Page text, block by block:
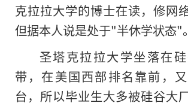
克拉拉大学的博士在读，修网
但据本人说是处于"半休学状态"。
圣塔克拉拉大学坐落在
带，在美国西部排名靠前，
台，所以毕业生大多被硅谷大